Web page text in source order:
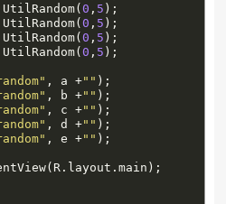
0 , 5 );
0 , 5 );
0 , 5 );
0 , 5 );
, a +"" );
, b +"" );
, c +"" );
, d +"" );
, e +"" );